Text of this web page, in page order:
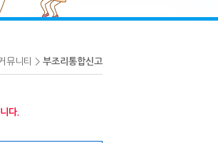
뮤니티 > 부조리통합신고
다.